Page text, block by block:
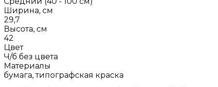
Ширина, см
29,7
Высота, см
42
Цвет
Ч/б без цвета
Материалы
бумага, типографская краска